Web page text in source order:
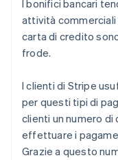
I bonifici bancari
attività commerciali
carta di credito
frode.
I clienti di Stripe
per questi tipi di
clienti un numero di
effettuare i
Grazie a questo